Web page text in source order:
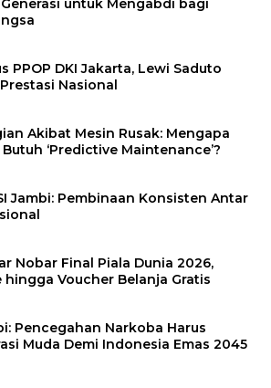
untuk Mengabdi bagi
PPOP DKI Jakarta, Lewi Saduto
Nasional
Akibat Mesin Rusak: Mengapa
‘Predictive Maintenance’?
Jambi: Pembinaan Konsisten Antar
Nobar Final Piala Dunia 2026,
Voucher Belanja Gratis
Pencegahan Narkoba Harus
Muda Demi Indonesia Emas 2045